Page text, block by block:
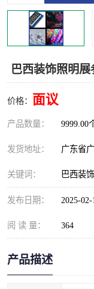
巴西装饰照明
价格： 面议
产品数量： 9999.00
发货地址： 广东省
关键词： 巴西装
发布日期： 2025-02-
阅 读 量： 364
产品描述